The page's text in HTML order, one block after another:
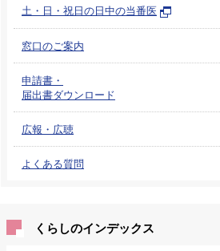
土・日・祝日の日中の当番医
窓口のご案内
申請書・
届出書ダウンロード
広報・広聴
よくある質問
くらしのインデックス